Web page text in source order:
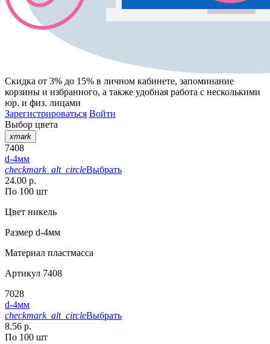
Скидка от 3% до 15% в личном кабинете, запоминание
корзины и избранного, а также удобная работа с несколькими
юр. и физ. лицами
Зарегистрироваться Войти
Выбор цвета
xmark
7408
d-4мм
checkmark_alt_circleВыбрать
24.00 р.
По 100 шт
Цвет никель
Размер d-4мм
Материал пластмасса
Артикул 7408
7028
d-4мм
checkmark_alt_circleВыбрать
8.56 р.
По 100 шт